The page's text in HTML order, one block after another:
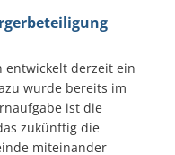
entwickelt derzeit ein
wurde bereits im
ist die
zukünftig die
miteinander